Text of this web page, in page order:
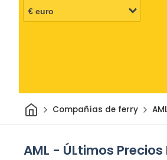
InicioCompañías de ferry
AML - ÚLtimos Precios